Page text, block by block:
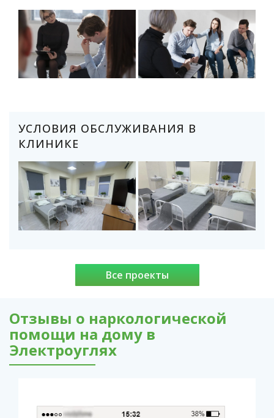
УСЛОВИЯ ОБСЛУЖИВАНИЯ В
КЛИНИКЕ
Все проекты
Отзывы о наркологической
помощи на дому в
Электроуглях